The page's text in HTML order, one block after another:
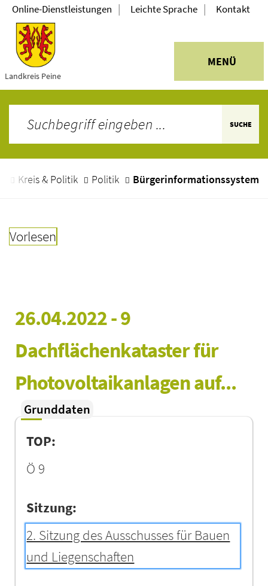
Landkreis Peine
MENÜ
Online-Dienstleistungen | Leichte Sprache | Kontakt
SUCHE
Kreis & Politik Politik Bürgerinformationssystem
Vorlesen
26.04.2022 - 9
Dachflächenkataster für
Photovoltaikanlagen auf...
Grunddaten
TOP:
Ö 9
Sitzung:
2. Sitzung des Ausschusses für Bauen
und Liegenschaften